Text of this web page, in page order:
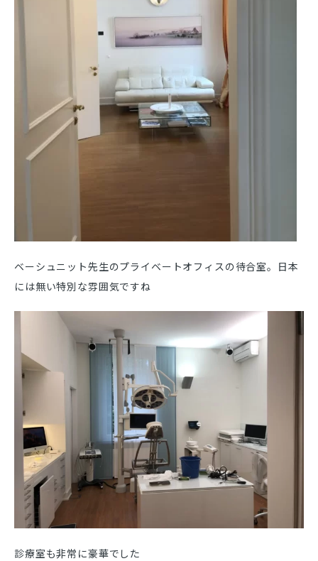
ベーシュニット先生のプライベートオフィスの待合室。日本
には無い特別な雰囲気ですね
診療室も非常に豪華でした